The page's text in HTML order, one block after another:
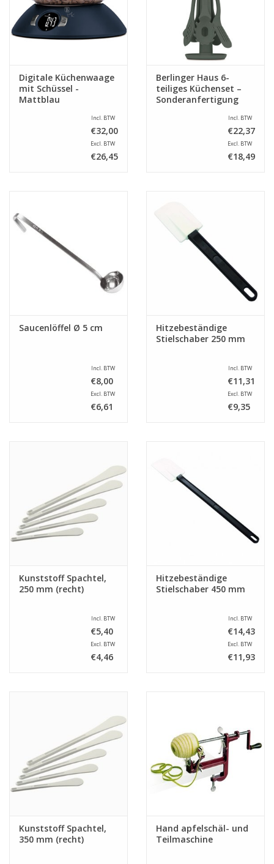
Digitale Küchenwaage
mit Schüssel -
Mattblau
Incl. BTW
€32,00
Excl. BTW
€26,45
Berlinger Haus 6-
teiliges Küchenset –
Sonderanfertigung
Incl. BTW
€22,37
Excl. BTW
€18,49
Saucenlöffel Ø 5 cm
Incl. BTW
€8,00
Excl. BTW
€6,61
Hitzebeständige
Stielschaber 250 mm
Incl. BTW
€11,31
Excl. BTW
€9,35
Kunststoff Spachtel,
250 mm (recht)
Incl. BTW
€5,40
Excl. BTW
€4,46
Hitzebeständige
Stielschaber 450 mm
Incl. BTW
€14,43
Excl. BTW
€11,93
Kunststoff Spachtel,
350 mm (recht)
Hand apfelschäl- und
Teilmaschine